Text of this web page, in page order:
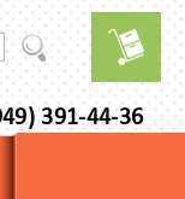
391-44-36